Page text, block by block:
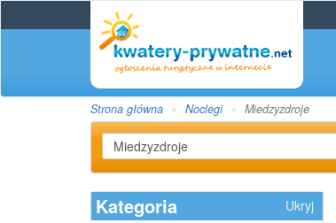
Strona główna Noclegi Miedzyzdroje
Kategoria
Ukryj